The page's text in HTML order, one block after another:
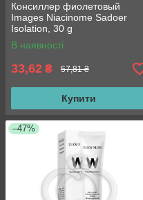
Консиллер фиолетовый
Images Niacinome Sadoer
Isolation, 30 g
В наявності
33,62 ₴ 57,81 ₴
Купити
–47%